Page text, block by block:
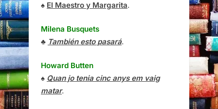
♠ El Maestro y Margarita.
Milena Busquets
♣ También esto pasará.
Howard Butten
♠ Quan jo tenia cinc anys em vaig
matar.